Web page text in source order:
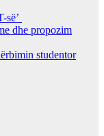
së’
dhe propozim
studentor